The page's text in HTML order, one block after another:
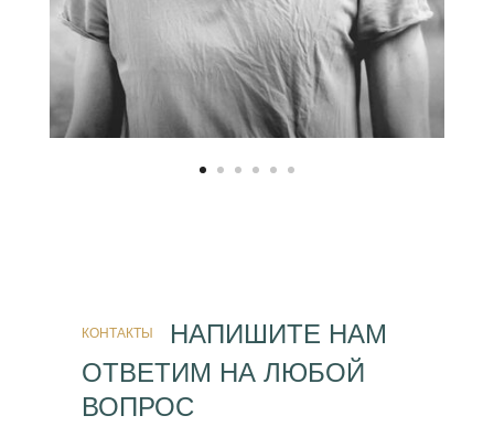
НАПИШИТЕ НАМ
ОТВЕТИМ НА ЛЮБОЙ
ВОПРОС
КОНТАКТЫ